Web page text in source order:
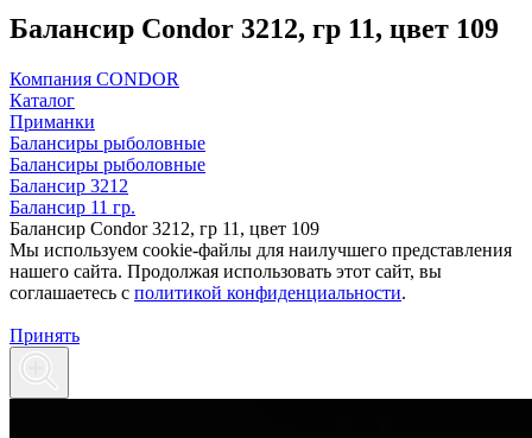
Балансир Condor 3212, гр 11, цвет 109
Компания CONDOR
Каталог
Приманки
Балансиры рыболовные
Балансиры рыболовные
Балансир 3212
Балансир 11 гр.
Балансир Condor 3212, гр 11, цвет 109
Мы используем cookie-файлы для наилучшего представления
нашего сайта. Продолжая использовать этот сайт, вы
соглашаетесь c политикой конфиденциальности.
Принять